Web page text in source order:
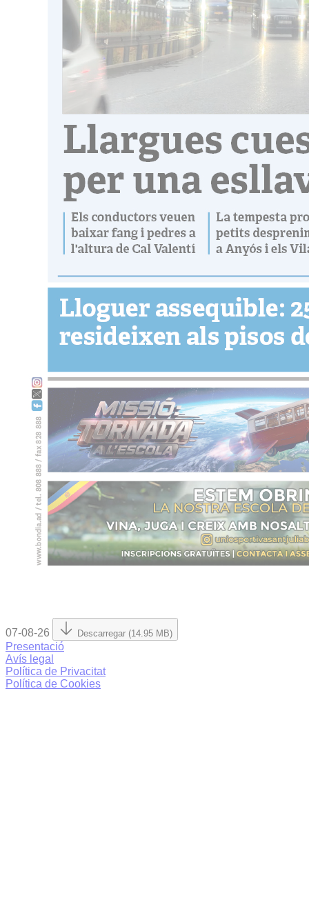
07-08-26 Descarregar (14.95 MB)
Presentació
Avís legal
Política de Privacitat
Política de Cookies